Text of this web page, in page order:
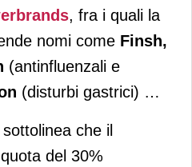
, fra i quali la
nomi come Finsh,
(antinfluenzali e
(disturbi gastrici) …
che il
del 30%